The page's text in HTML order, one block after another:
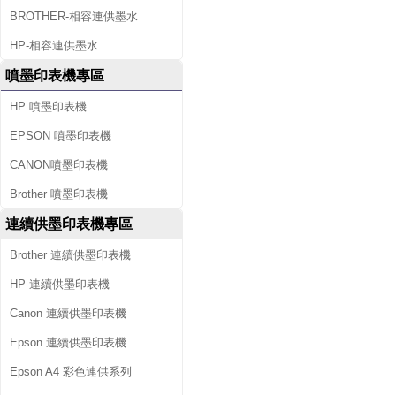
BROTHER-相容連供墨水
HP-相容連供墨水
噴墨印表機專區
HP 噴墨印表機
EPSON 噴墨印表機
CANON噴墨印表機
Brother 噴墨印表機
連續供墨印表機專區
Brother 連續供墨印表機
HP 連續供墨印表機
Canon 連續供墨印表機
Epson 連續供墨印表機
Epson A4 彩色連供系列